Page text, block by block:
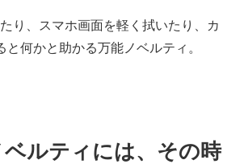
り、スマホ画面を軽く拭いたり、カ
と何かと助かる万能ノベルティ。
ベルティには、その時